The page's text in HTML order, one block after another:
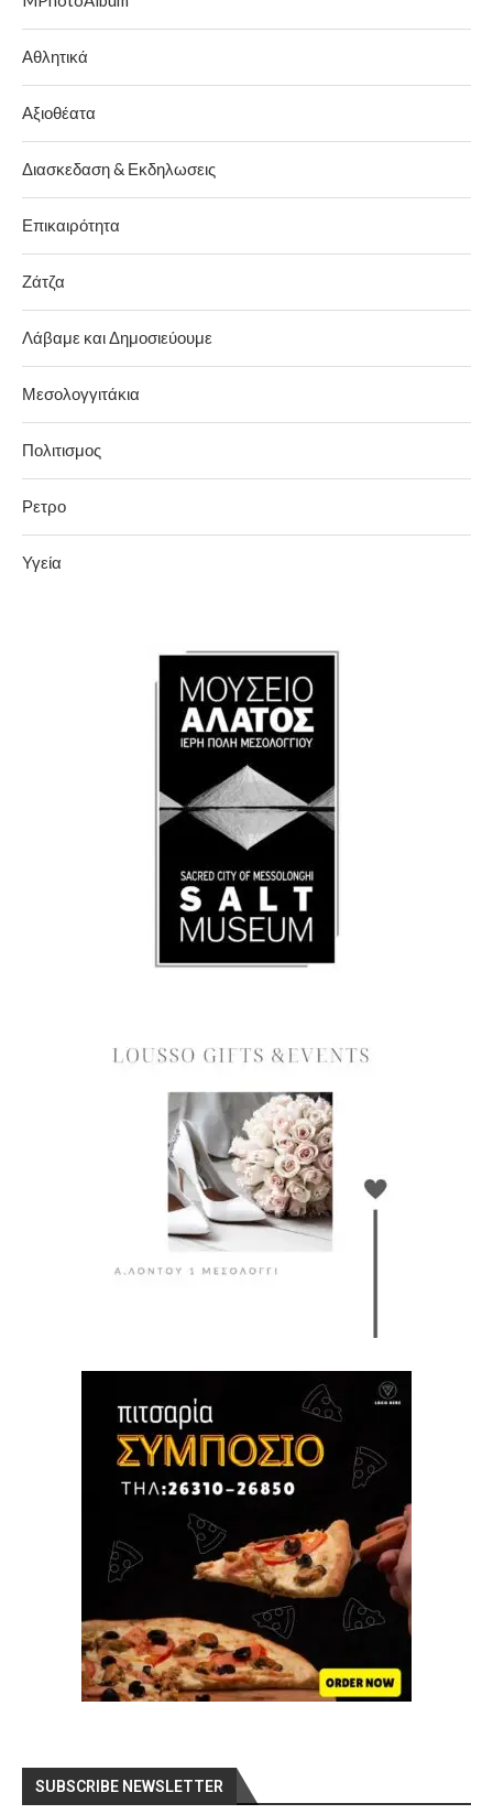
Αθλητικά
Αξιοθέατα
Διασκεδαση & Εκδηλωσεις
Επικαιρότητα
Ζάτζα
Λάβαμε και Δημοσιεύουμε
Μεσολογγιτάκια
Πολιτισμος
Ρετρο
Υγεία
SUBSCRIBE NEWSLETTER